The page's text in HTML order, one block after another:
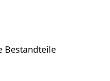
Bestandteile